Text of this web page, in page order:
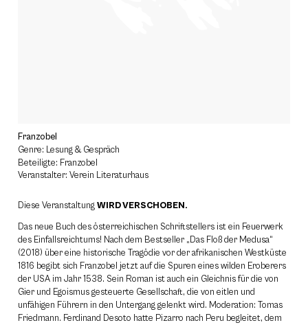
Franzobel
Genre: Lesung & Gespräch
Beteiligte: Franzobel
Veranstalter: Verein Literaturhaus
Diese Veranstaltung WIRD VERSCHOBEN.
Das neue Buch des österreichischen Schriftstellers ist ein Feuerwerk
des Einfallsreichtums! Nach dem Bestseller „Das Floß der Medusa“
(2018) über eine historische Tragödie vor der afrikanischen Westküste
1816 begibt sich Franzobel jetzt auf die Spuren eines wilden Eroberers
der USA im Jahr 1538. Sein Roman ist auch ein Gleichnis für die von
Gier und Egoismus gesteuerte Gesellschaft, die von eitlen und
unfähigen Führern in den Untergang gelenkt wird. Moderation: Tomas
Friedmann. Ferdinand Desoto hatte Pizarro nach Peru begleitet, dem